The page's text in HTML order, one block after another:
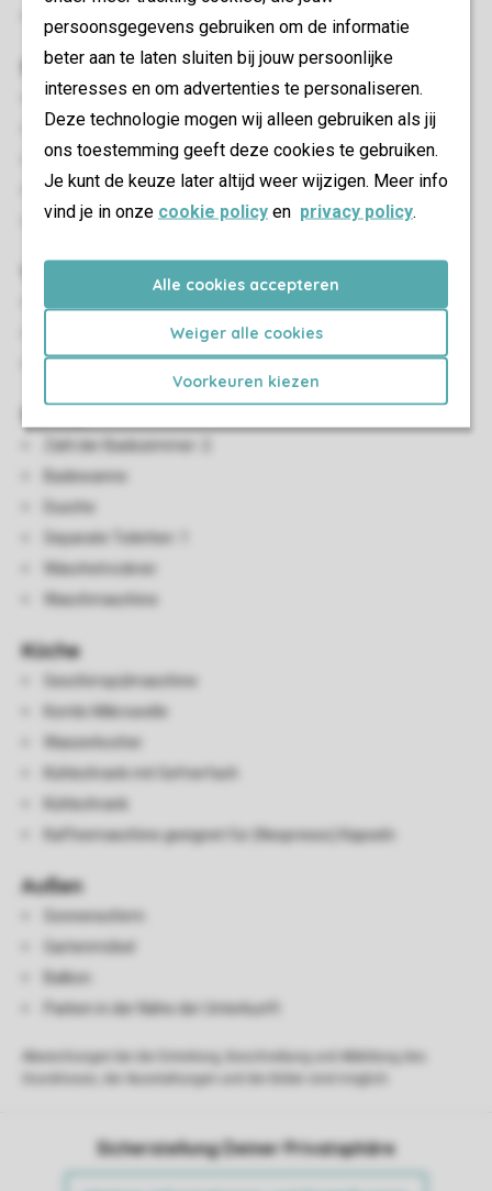
persoonsgegevens gebruiken om de informatie
beter aan te laten sluiten bij jouw persoonlijke
interesses en om advertenties te personaliseren.
Deze technologie mogen wij alleen gebruiken als jij
ons toestemming geeft deze cookies te gebruiken.
Je kunt de keuze later altijd weer wijzigen. Meer info
vind je in onze cookie policy en privacy policy.
Alle cookies accepteren
Weiger alle cookies
Voorkeuren kiezen
Schlafzimmer
Anzahl Schlafzimmer: 2
Einzelbetten: 4
Boxspringbetten
TV in Schlafzimmer
Einzelbettdecken und Kissen
Wohn-/Esszimmer
Sitzecke
Smart-TV
Zahl der Badezimmer: 2
Badewanne
Dusche
Separate Toiletten: 1
Wäschetrockner
Waschmaschine
Küche
Geschirrspülmaschine
Kombi-Mikrowelle
Wasserkocher
Kühlschrank mit Gefrierfach
Kühlschrank
Kaffeemaschine geeignet für (Nespresso) Kapseln
Außen
Sonnenschirm
Gartenmöbel
Balkon
Parken in der Nähe der Unterkunft
Sicherstellung Deiner Privatsphäre